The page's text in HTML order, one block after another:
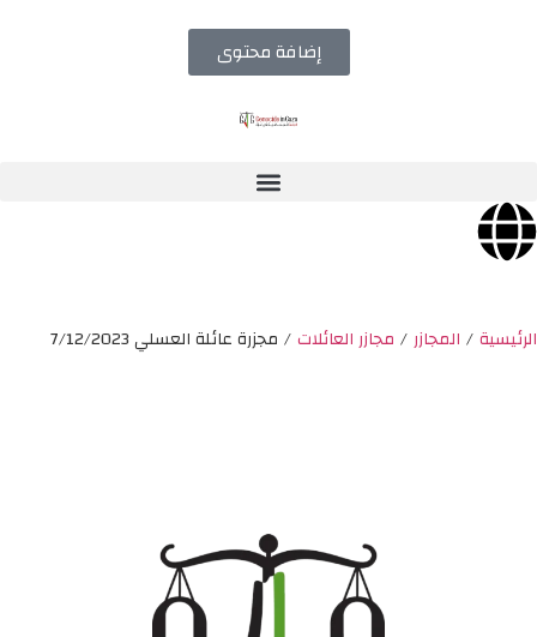
إضافة محتوى
الرئيسية/ المجازر/ مجازر العائلات/ مجزرة عائلة العسلي 7/12/2023